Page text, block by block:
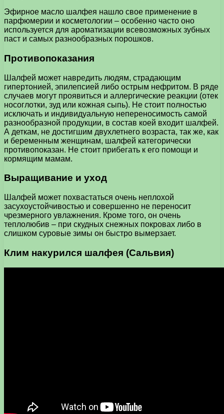
Эфирное масло шалфея нашло свое применение в
парфюмерии и косметологии – особенно часто оно
используется для ароматизации всевозможных зубных
паст и самых разнообразных порошков.
Противопоказания
Шалфей может навредить людям, страдающим
гипертонией, эпилепсией либо острым нефритом. В ряде
случаев могут проявиться и аллергические реакции (отек
носоглотки, зуд или кожная сыпь). Не стоит полностью
исключать и индивидуальную непереносимость самой
разнообразной продукции, в состав коей входит шалфей.
А деткам, не достигшим двухлетнего возраста, так же, как
и беременным женщинам, шалфей категорически
противопоказан. Не стоит прибегать к его помощи и
кормящим мамам.
Выращивание и уход
Шалфей может похвастаться очень неплохой
засухоустойчивостью и совершенно не переносит
чрезмерного увлажнения. Кроме того, он очень
теплолюбив – при скудных снежных покровах либо в
слишком суровые зимы он быстро вымерзает.
Клим накурился шалфея (Сальвия)